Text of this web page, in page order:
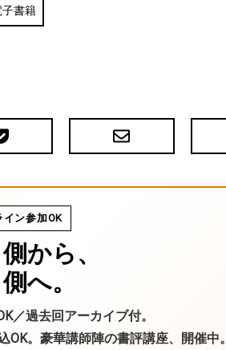
子書籍
メ
ン参加OK
から、
へ。
／過去回アーカイブ付。
OK。豪華講師陣の書評講座、開催中。